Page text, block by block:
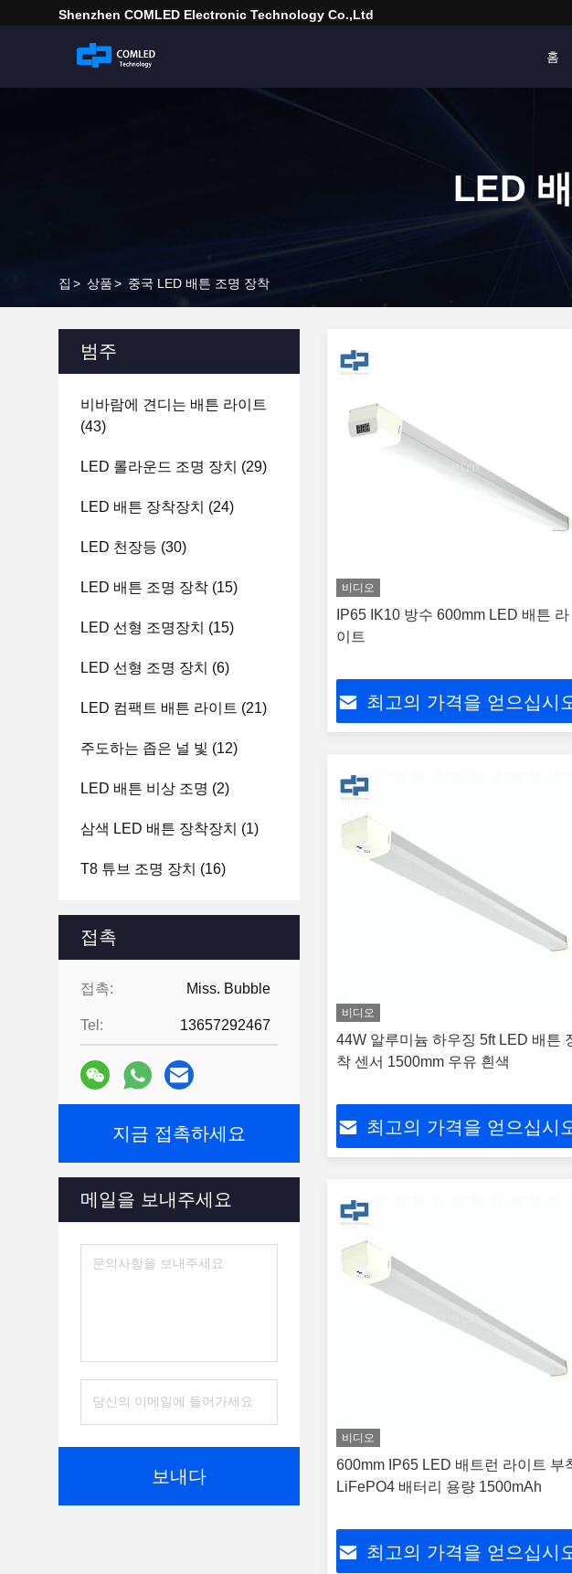
Shenzhen COMLED Electronic Technology Co.,ltd
홈
LED
집 > 상품> 중국 LED 배튼 조명 장착
범주
비바람에 견디는 배튼 라이트
(43)
LED 롤라운드 조명 장치 (29)
LED 배튼 장착장치 (24)
LED 천장등 (30)
LED 배튼 조명 장착 (15)
LED 선형 조명장치 (15)
LED 선형 조명 장치 (6)
LED 컴팩트 배튼 라이트 (21)
주도하는 좁은 널 빛 (12)
LED 배튼 비상 조명 (2)
삼색 LED 배튼 장착장치 (1)
T8 튜브 조명 장치 (16)
접촉
접촉: Miss. Bubble
Tel: 13657292467
지금 접촉하세요
메일을 보내주세요
보내다
비디오
IP65 IK10 방수 600mm LED 배튼 라
이트
최고의 가격을 얻으십시
비디오
44W 알루미늄 하우징 5ft LED 배튼
착 센서 1500mm 우유 흰색
최고의 가격을 얻으십시
비디오
600mm IP65 LED 배트런 라이트 부
LiFePO4 배터리 용량 1500mAh
최고의 가격을 얻으십시